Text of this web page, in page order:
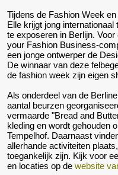
Tijdens de Fashion Week
Elle krijgt jong
te exposeren in Berlijn.
your Fashion Business-
een jonge ontwerper de
De winnaar van deze
de fashion week zijn eigen
Als onderdeel van de
aantal beurzen
vermaarde "Bread and
kleding en wordt gehouden
Tempelhof. Daarnaast
allerhande activiteiten
toegankelijk zijn. Kijk voor
en locaties op de website